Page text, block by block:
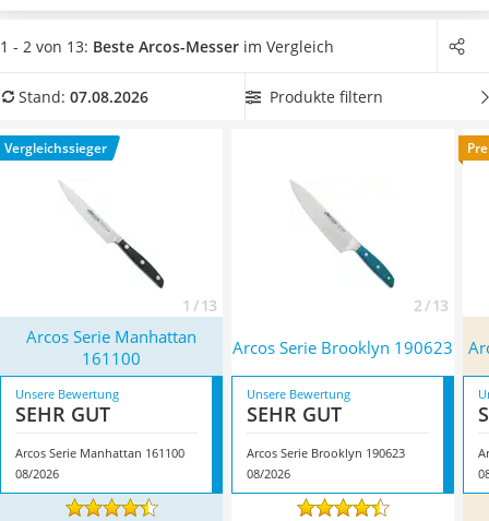
Kondenstrockner
Reiskocher
Tierhaarstaubsauger
Nespresso-Maschine
Messerschärfer
unserer Vergleichstabelle finden Sie beispielsweise Arcos-
Messer,die einen hochwertigen Griff aus Edelstahl oder
Achtung: Kunststoff-Griffe sind laut Tests im Internet
besonders das Modell
seinen Eigenschaften.
1 - 2 von 13: Beste Arcos-Messer im Vergleich
Stand: 07.08.2026 Produkte filtern
Vergleichssieger
1 / 13 2 / 13
Arcos Serie Manhattan
161100
Arcos Serie Brooklyn 190623
Unsere Bewertung
SEHR GUT
Arcos Serie Manhattan 161100
08/2026
Unsere Bewertung
SEHR GUT
Arcos Serie Brooklyn 190623
08/2026